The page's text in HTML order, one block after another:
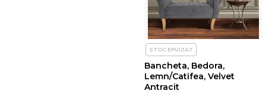
STOC EPUIZAT
Bancheta, Bedora,
Lemn/Catifea, Velvet
Antracit